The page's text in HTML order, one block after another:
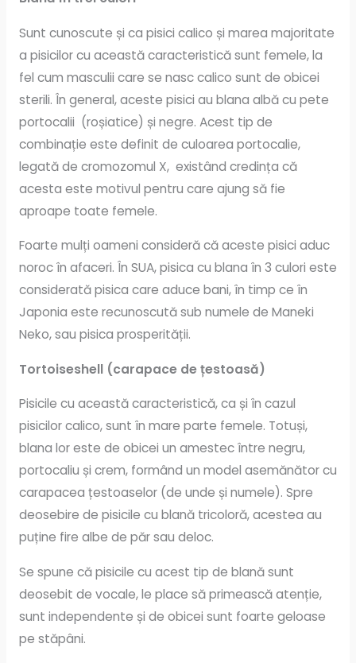
Sunt cunoscute și ca pisici calico și marea majoritate
a pisicilor cu această caracteristică sunt femele, la
fel cum masculii care se nasc calico sunt de obicei
sterili. În general, aceste pisici au blana albă cu pete
portocalii (roșiatice) și negre. Acest tip de
combinație este definit de culoarea portocalie,
legată de cromozomul X, existând credința că
acesta este motivul pentru care ajung să fie
aproape toate femele.
Foarte mulți oameni consideră că aceste pisici aduc
noroc în afaceri. În SUA, pisica cu blana în 3 culori este
considerată pisica care aduce bani, în timp ce în
Japonia este recunoscută sub numele de Maneki
Neko, sau pisica prosperității.
Tortoiseshell (carapace de țestoasă)
Pisicile cu această caracteristică, ca și în cazul
pisicilor calico, sunt în mare parte femele. Totuși,
blana lor este de obicei un amestec între negru,
portocaliu și crem, formând un model asemănător cu
carapacea țestoaselor (de unde și numele). Spre
deosebire de pisicile cu blană tricoloră, acestea au
puține fire albe de păr sau deloc.
Se spune că pisicile cu acest tip de blană sunt
deosebit de vocale, le place să primească atenție,
sunt independente și de obicei sunt foarte geloase
pe stăpâni.